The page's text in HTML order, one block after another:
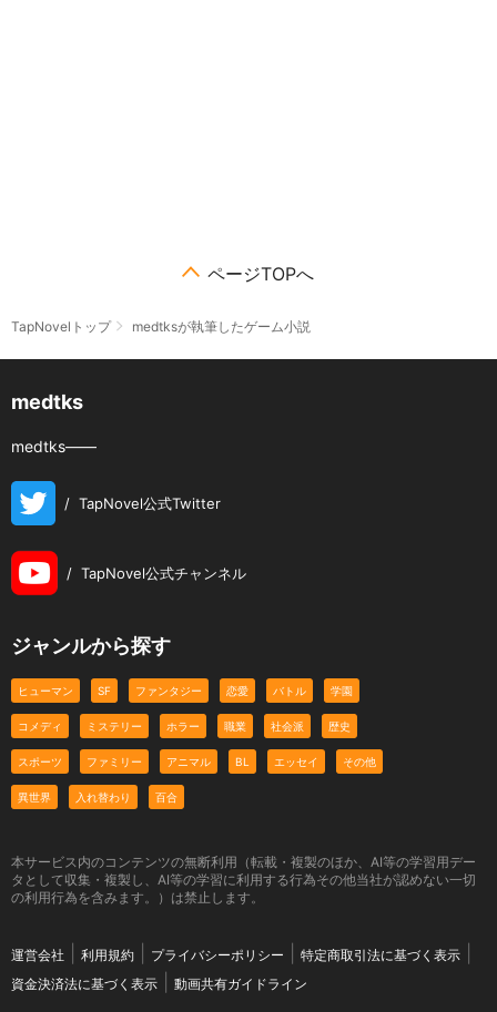
ページTOPへ
TapNovelトップ medtksが執筆したゲーム小説
medtks
medtks――
/ TapNovel公式Twitter
/ TapNovel公式チャンネル
ジャンルから探す
ヒューマン SF ファンタジー 恋愛 バトル 学園
コメディ ミステリー ホラー 職業 社会派 歴史
スポーツ ファミリー アニマル BL エッセイ その他
異世界 入れ替わり 百合
本サービス内のコンテンツの無断利用（転載・複製のほか、AI等の学習用デー
タとして収集・複製し、AI等の学習に利用する行為その他当社が認めない一切
の利用行為を含みます。）は禁止します。
運営会社 利用規約 プライバシーポリシー
特定商取引法に基づく表示
資金決済法に基づく表示
動画共有ガイドライン